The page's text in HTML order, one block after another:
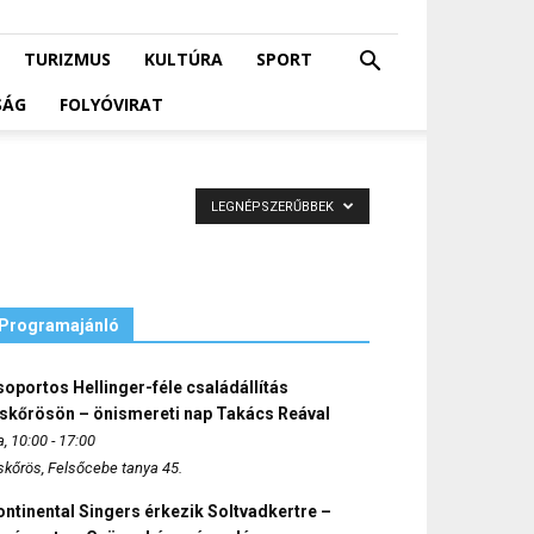
TURIZMUS KULTÚRA
SPORT
FOLYÓVIRAT
LEGNÉPSZERŰBBEK
Hellinger-féle családállítás
– önismereti nap Takács Reával
10:00 - 17:00
Felsőcebe tanya 45.
Singers érkezik Soltvadkertre –